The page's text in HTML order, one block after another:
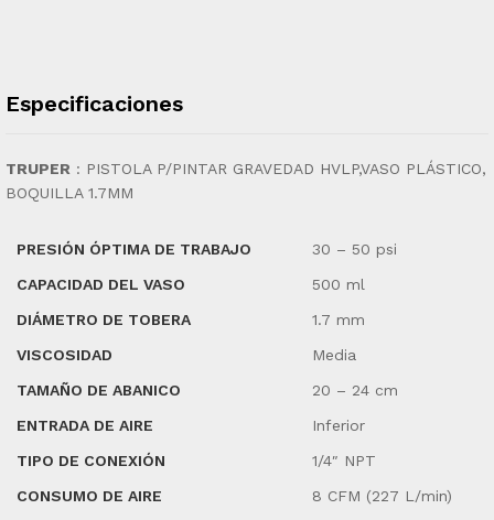
Especificaciones
TRUPER : PISTOLA P/PINTAR GRAVEDAD HVLP,VASO PLÁSTICO,
BOQUILLA 1.7MM
PRESIÓN ÓPTIMA DE TRABAJO
30 – 50 psi
CAPACIDAD DEL VASO
500 ml
DIÁMETRO DE TOBERA
1.7 mm
VISCOSIDAD
Media
TAMAÑO DE ABANICO
20 – 24 cm
ENTRADA DE AIRE
Inferior
TIPO DE CONEXIÓN
1/4″ NPT
CONSUMO DE AIRE
8 CFM (227 L/min)